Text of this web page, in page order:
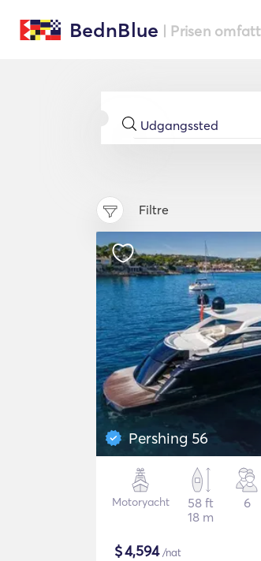
BednBlue | Prisen
Filtre
Pershing 56
Motoryacht
58 ft
18 m
6
$4,594/nat